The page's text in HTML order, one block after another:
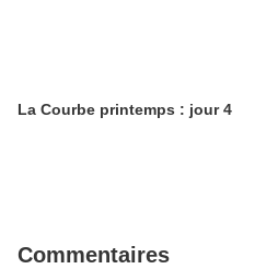
La Courbe printemps : jour 4
Commentaires